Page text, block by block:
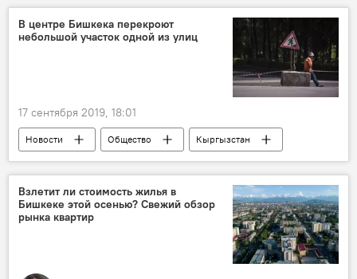
Кыргызстан
Азия
Таджикистан
инцидент
граница
В центре Бишкека перекроют
небольшой участок одной из улиц
17 сентября 2019, 18:01
Новости Общество
Кыргызстан
Бишкек
Мэрия города Бишкек
Взлетит ли стоимость жилья в
Бишкеке этой осенью? Свежий обзор
рынка квартир